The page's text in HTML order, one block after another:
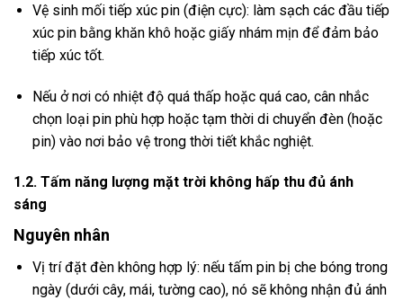
Vệ sinh mối tiếp xúc pin (điện cực): làm sạch các đầu tiếp
xúc pin bằng khăn khô hoặc giấy nhám mịn để đảm bảo
tiếp xúc tốt.
Nếu ở nơi có nhiệt độ quá thấp hoặc quá cao, cân nhắc
chọn loại pin phù hợp hoặc tạm thời di chuyển đèn (hoặc
pin) vào nơi bảo vệ trong thời tiết khắc nghiệt.
1.2. Tấm năng lượng mặt trời không hấp thu đủ ánh
sáng
Nguyên nhân
Vị trí đặt đèn không hợp lý: nếu tấm pin bị che bóng trong
ngày (dưới cây, mái, tường cao), nó sẽ không nhận đủ ánh